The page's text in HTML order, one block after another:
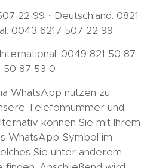
22 99 · Deutschland: 0821
0043 6217 507 22 99
0049 821 50 87
50 87 53 0
WhatsApp nutzen zu
Telefonnummer und
können Sie mit Ihrem
WhatsApp-Symbol im
Sie unter anderem